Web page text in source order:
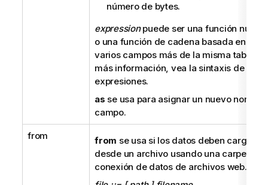
número de bytes.
expressionpuede ser una función
o una función de cadena basada en uno
varios campos más de la misma tabla.
más información, vea la sintaxis de las
expresiones.
as se usa para asignar un nuevo nombre
campo.
from from se usa si los datos deben cargarse
desde un archivo usando una carpeta o
conexión de datos de archivos web.